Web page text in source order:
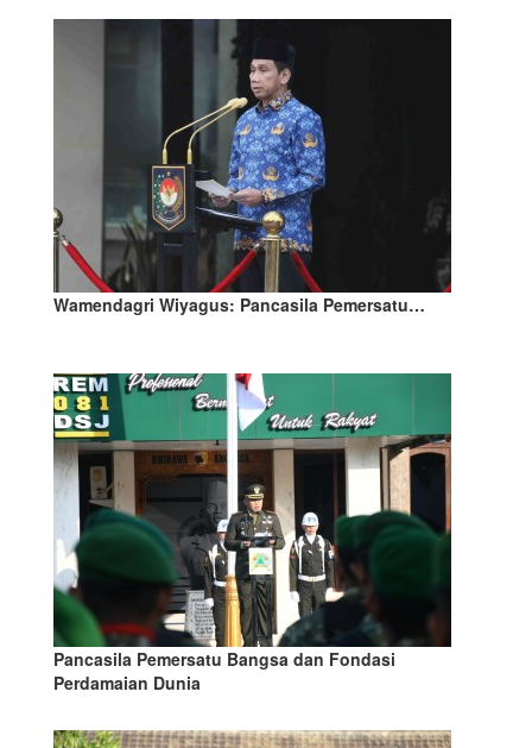
Wamendagri Wiyagus: Pancasila Pemersatu…
Pancasila Pemersatu Bangsa dan Fondasi
Perdamaian Dunia